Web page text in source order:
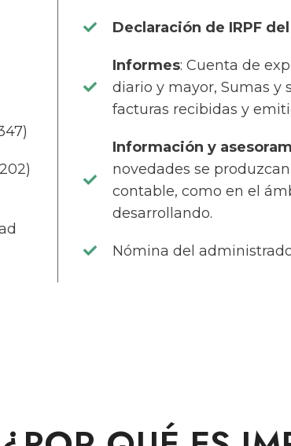
Declaración de IRPF
Informes: Cuenta de
diario y mayor, Sumas y
facturas recibidas y
Información y
novedades se
contable, como en el
desarrollando.
Nómina del